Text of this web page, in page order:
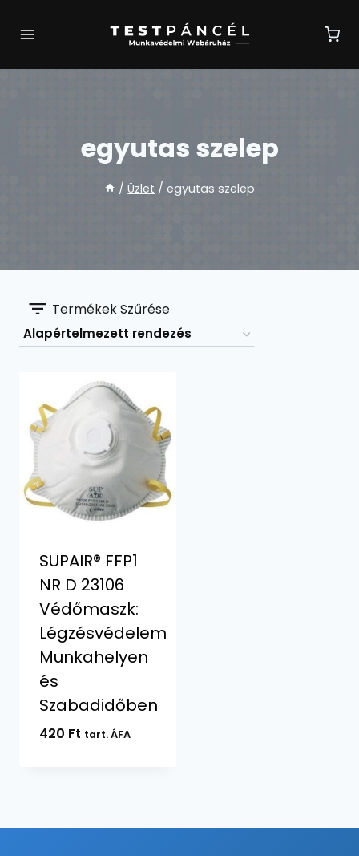
egyutas szelep
/ Üzlet / egyutas szelep
Termékek Szűrése
SUPAIR® FFP1
NR D 23106
Védőmaszk:
Légzésvédelem
Munkahelyen
és
Szabadidőben
420 Ft tart. ÁFA